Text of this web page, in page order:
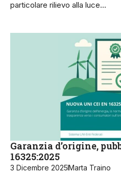
particolare rilievo alla luce…
Garanzia d’origine,
16325:2025
3 Dicembre 2025Marta Traino